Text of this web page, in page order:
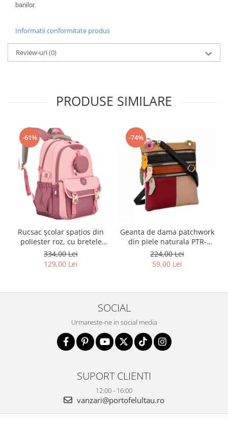
banilor.
Informatii conformitate produs
Review-uri(0)
PRODUSE SIMILARE
-61%
Rucsac școlar spațios din
poliester roz, cu bretele
reglabile - Peterson PTR-
PTN 8610-1327 PINK
334,00 Lei
129,00 Lei
-74%
Geanta de dama patchwork
din piele naturala PTR-
1718-SKL-6922 MULTI
224,00 Lei
59,00 Lei
SOCIAL
Urmareste-ne in social media
SUPORT CLIENTI
12:00 - 16:00
vanzari@portofelultau.ro